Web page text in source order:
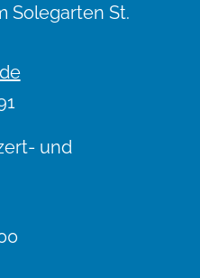
Solegarten St.
und